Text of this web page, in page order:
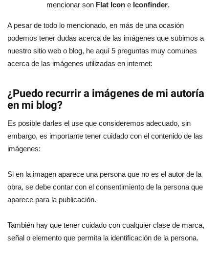
mencionar son Flat Icon e Iconfinder.
A pesar de todo lo mencionado, en más de una ocasión
podemos tener dudas acerca de las imágenes que subimos a
nuestro sitio web o blog, he aquí 5 preguntas muy comunes
acerca de las imágenes utilizadas en internet:
¿Puedo recurrir a imágenes de mi autoría
en mi blog?
Es posible darles el use que consideremos adecuado, sin
embargo, es importante tener cuidado con el contenido de las
imágenes:
Si en la imagen aparece una persona que no es el autor de la
obra, se debe contar con el consentimiento de la persona que
aparece para la publicación.
También hay que tener cuidado con cualquier clase de marca,
señal o elemento que permita la identificación de la persona.